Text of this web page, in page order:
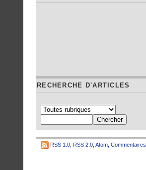
RECHERCHE D'ARTICLES
RSS 1.0 RSS 2.0 Atom Commentaires